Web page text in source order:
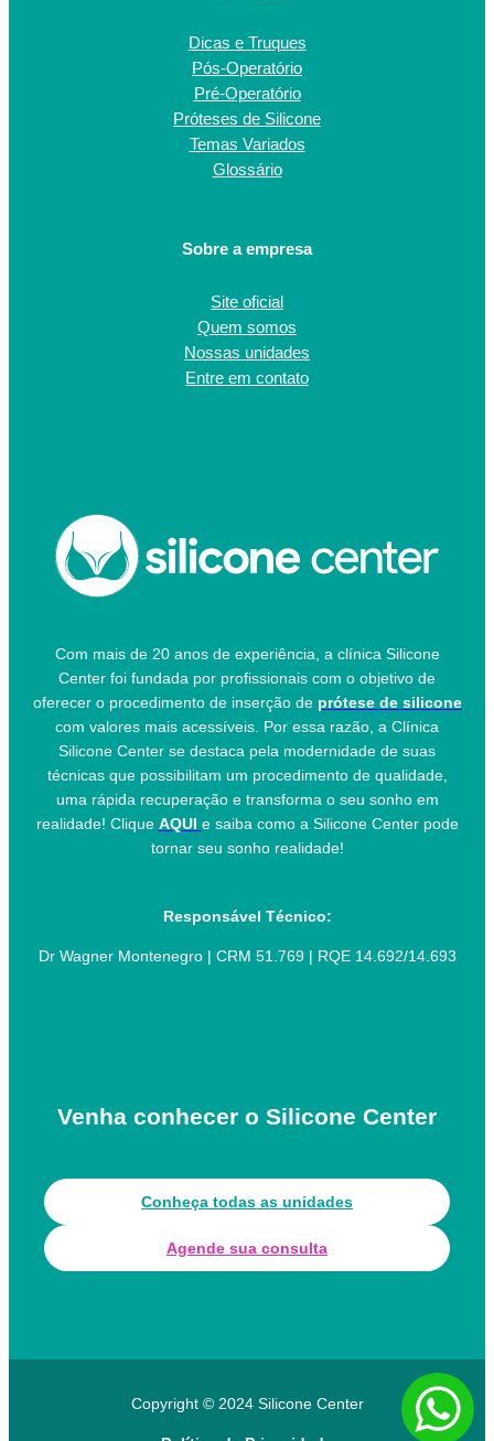
Dicas e Truques
Pós-Operatório
Pré-Operatório
Próteses de Silicone
Temas Variados
Glossário
Sobre a empresa
Site oficial
Quem somos
Nossas unidades
Entre em contato
Com mais de 20 anos de experiência, a clínica Silicone
Center foi fundada por profissionais com o objetivo de
oferecer o procedimento de inserção de prótese de silicone
com valores mais acessíveis. Por essa razão, a Clínica
Silicone Center se destaca pela modernidade de suas
técnicas que possibilitam um procedimento de qualidade,
uma rápida recuperação e transforma o seu sonho em
realidade! Clique AQUI e saiba como a Silicone Center pode
tornar seu sonho realidade!
Responsável Técnico:
Dr Wagner Montenegro | CRM 51.769 | RQE 14.692/14.693
Venha conhecer o Silicone Center
Conheça todas as unidades
Agende sua consulta
Copyright © 2024 Silicone Center